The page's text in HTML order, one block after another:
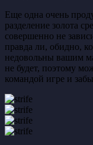
Еще одна очень
разделение золота
совершенно не
правда ли, обидно,
недовольны вашим
не будет, поэтому
командой игре и